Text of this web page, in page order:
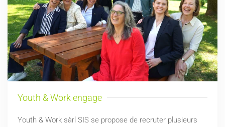
Youth & Work engage
Youth & Work sàrl SIS se propose de recruter plusieurs